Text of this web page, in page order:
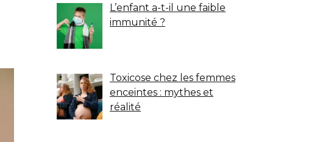
L’enfant a-t-il une faible
immunité ?
Toxicose chez les femmes
enceintes : mythes et
réalité